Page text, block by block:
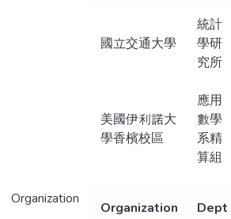
國立交通大學
統計
學研
究所
美國伊利諾大
學香檳校區
應用
數學
系精
算組
Organization
Organization Dept